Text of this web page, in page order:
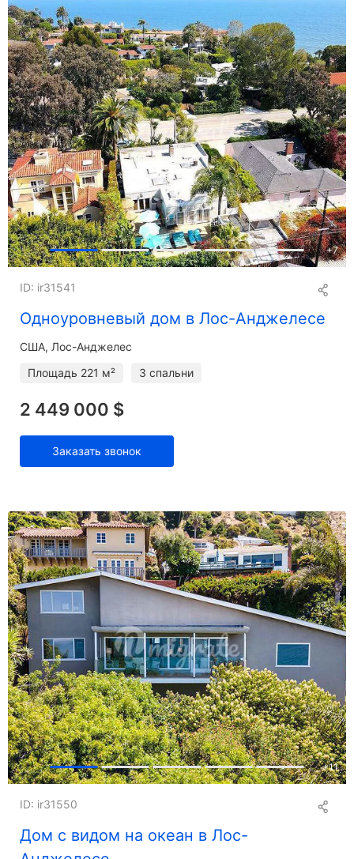
+7
Одноуровневый дом в Лос-Анджелесе
ID: ir31541
США, Лос-Анджелес
Площадь 221 м² 3 спальни
2 449 000 $
Заказать звонок
+11
Дом с видом на океан в Лос-
ID: ir31550